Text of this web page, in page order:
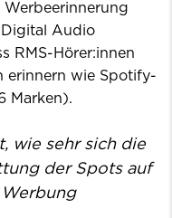
Digital Audio
RMS-Hörer:innen
erinnern wie Spotify-
Marken).
wie sehr sich die
der Spots auf